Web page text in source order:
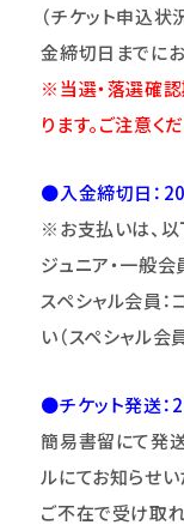
（チケット申込状
金締切日までに
※当選・落選確認
ります。ご注意くだ
●入金締切日：
※お支払いは、以
ジュニア・一般会
スペシャル会員
い（スペシャル会
●チケット発送：
簡易書留にて発
ルにてお知らせい
ご不在で受け取